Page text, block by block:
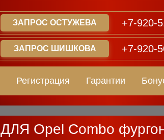
ЗАПРОС ОСТУЖЕВА +7-920-
ЗАПРОС ШИШКОВА +7-920-
Регистрация Гарантии
ДЛЯ Opel Combo